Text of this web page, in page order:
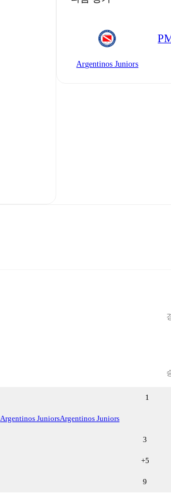
Argentinos Juniors
1
Argentinos JuniorsArgentinos Juniors
3
+5
9